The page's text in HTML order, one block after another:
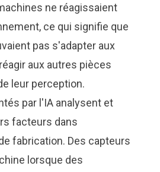
ne réagissaient
ce qui signifie que
pas s'adapter aux
aux autres pièces
leur perception.
par l'IA analysent et
facteurs dans
fabrication. Des capteurs
lorsque des